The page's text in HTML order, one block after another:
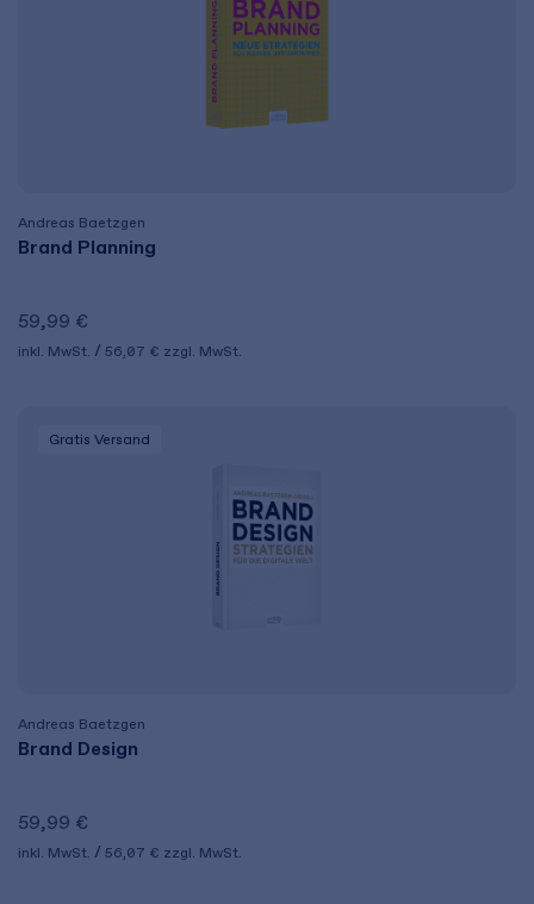
Andreas Baetzgen
Brand Planning
59,99 €
inkl. MwSt. 56,07 € zzgl. MwSt.
Gratis Versand
Andreas Baetzgen
Brand Design
59,99 €
inkl. MwSt. 56,07 € zzgl. MwSt.